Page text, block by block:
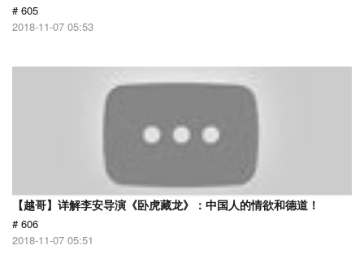
# 605
2018-11-07 05:53
【越哥】详解李安导演《卧虎藏龙》：中国人的情欲和德道！
# 606
2018-11-07 05:51